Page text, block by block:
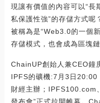
現讓有價值的內容可以“長
私保護性強”的存儲方式
被稱為是“Web3.0的一個
存儲模式，也會成為區塊
ChainUP創始人兼CEO鐘
IPFS的礦機:7月3日20:00
財經主辦；IPFS100.com